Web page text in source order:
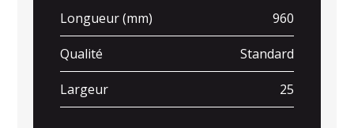
Longueur (mm) 960
Qualité Standard
Largeur 25